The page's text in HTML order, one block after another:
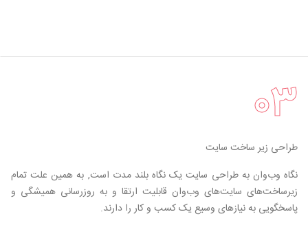
۰۳
طراحی زیر ساخت سایت
نگاه وب‌وان به طراحی سایت یک نگاه بلند مدت است, به همین علت تمام
زیرساخت‌های سایت‌های وب‌وان قابلیت ارتقا و به روزرسانی همیشگی و
پاسخگویی به نیازهای وسیع یک کسب و کار را دارند.